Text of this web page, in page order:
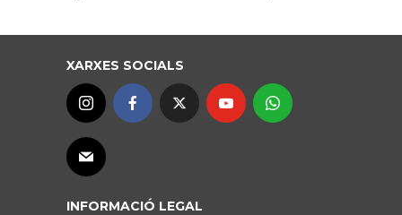
XARXES SOCIALS
INFORMACIÓ LEGAL